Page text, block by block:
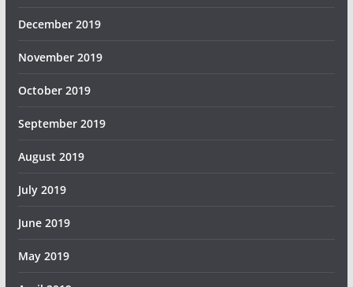
December 2019
November 2019
October 2019
September 2019
August 2019
July 2019
June 2019
May 2019